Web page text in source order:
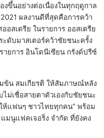
งขึ้นอย่างต่อเนื่องในทุกฤดูกาล
ผลงานดีที่สุดคือการคว้า
อสเตรีย ในรายการ ออสเตรีย
ะดับมาสเตอร์คว้าชัยชนะครั้ง
ายการ อินโดนีเซียน กรังด์ปรีซ์
มข้น สมเกียรติ ให้สัมภาษณ์หลัง
ม่เชื่อสายตาตัวเองกับชัยชนะ
ห้แฟนๆ ชาวไทยทุกคน” พร้อม
มนูแฟคเจอริ่ง จำกัด ที่ยังคง